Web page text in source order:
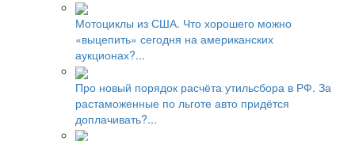
Мотоциклы из США. Что хорошего можно
«выцепить» сегодня на американских
аукционах?...
Про новый порядок расчёта утильсбора в РФ. За
растаможенные по льготе авто придётся
доплачивать?...